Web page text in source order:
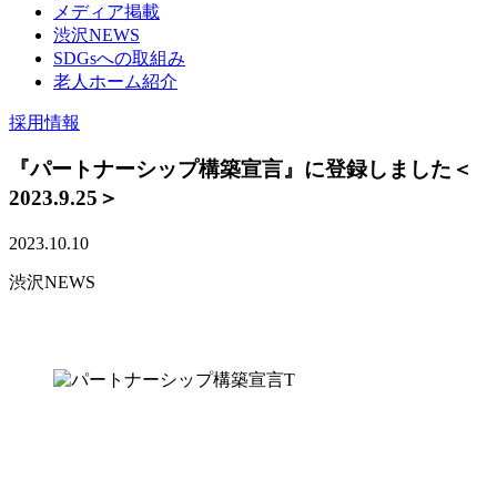
メディア掲載
渋沢NEWS
SDGsへの取組み
老人ホーム紹介
採用情報
『パートナーシップ構築宣言』に登録しました＜
2023.9.25＞
2023.10.10
渋沢NEWS